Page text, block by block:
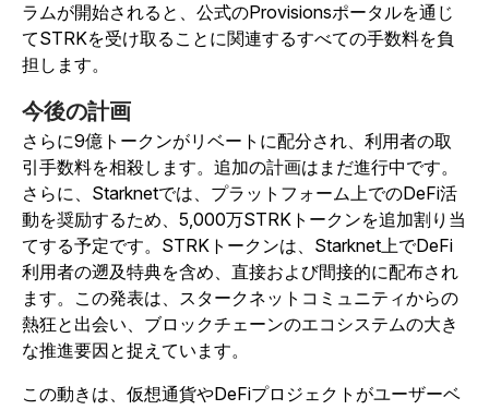
ラムが開始されると、公式のProvisionsポータルを通じ
てSTRKを受け取ることに関連するすべての手数料を負
担します。
今後の計画
さらに9億トークンがリベートに配分され、利用者の取
引手数料を相殺します。追加の計画はまだ進行中です。
さらに、Starknetでは、プラットフォーム上でのDeFi活
動を奨励するため、5,000万STRKトークンを追加割り当
てする予定です。STRKトークンは、Starknet上でDeFi
利用者の遡及特典を含め、直接および間接的に配布され
ます。この発表は、スタークネットコミュニティからの
熱狂と出会い、ブロックチェーンのエコシステムの大き
な推進要因と捉えています。
この動きは、仮想通貨やDeFiプロジェクトがユーザーベ